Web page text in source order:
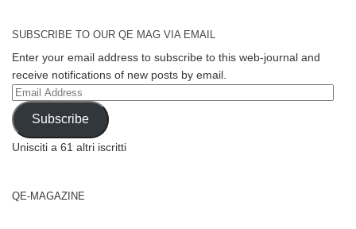
SUBSCRIBE TO OUR QE MAG VIA EMAIL
Enter your email address to subscribe to this web-journal and
receive notifications of new posts by email.
Email
Address
Subscribe
Unisciti a 61 altri iscritti
QE-MAGAZINE